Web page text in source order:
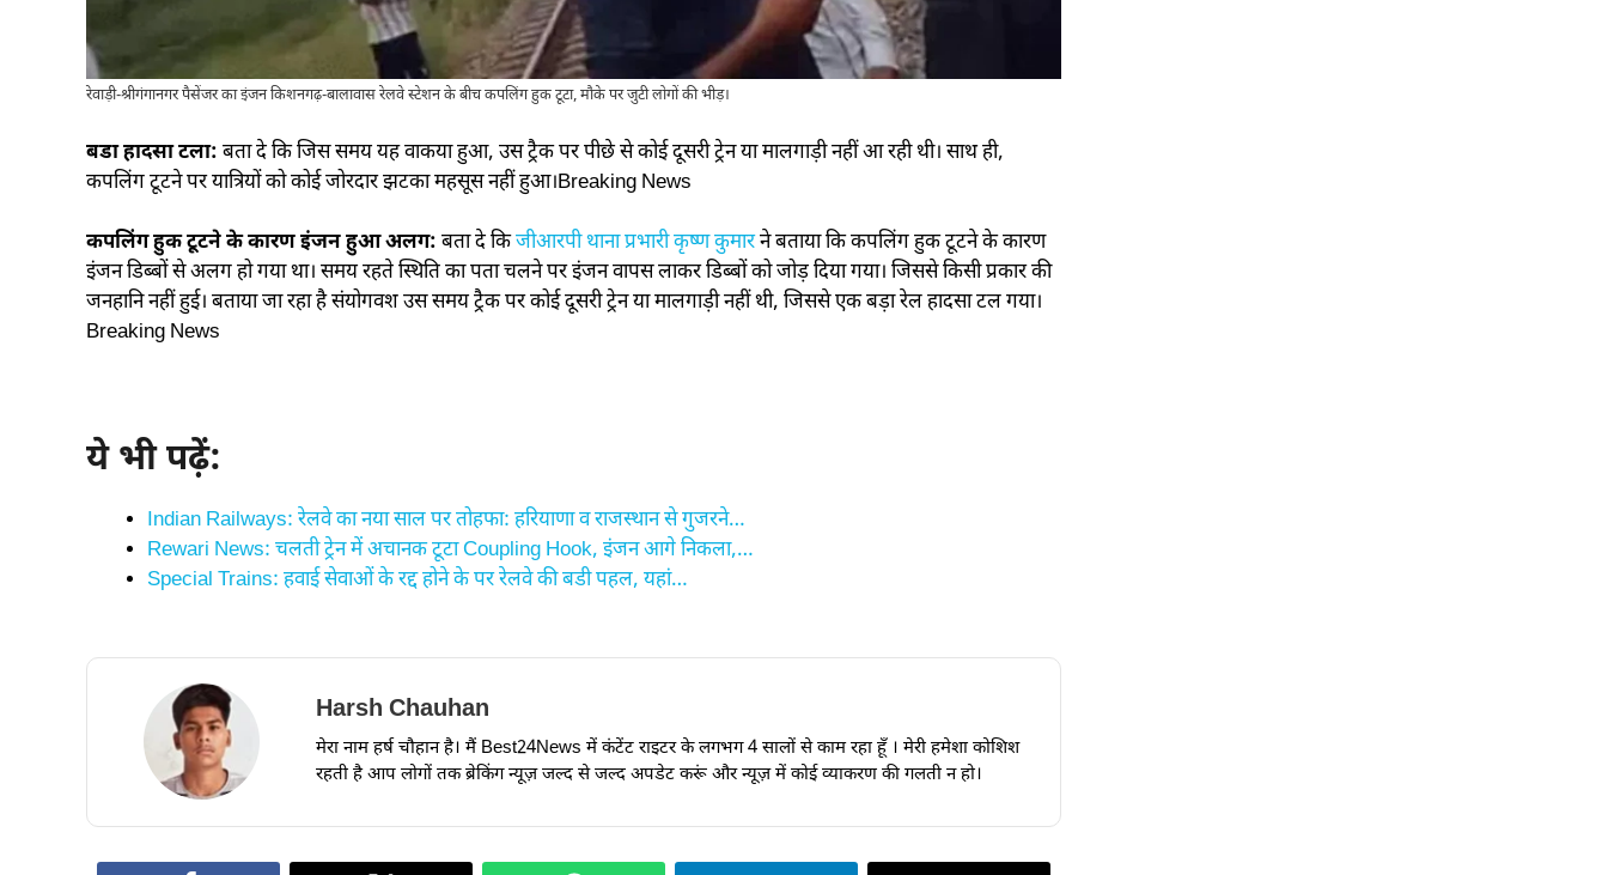
रेवाड़ी-श्रीगंगानगर पैसेंजर का इंजन किशनगढ़-बालावास रेलवे स्टेशन के बीच कपलिंग हुक टूटा, मौके पर जुटी लोगों की भीड़।
बडा हादसा टला: बता दे कि जिस समय यह वाकया हुआ, उस ट्रैक पर पीछे से कोई दूसरी ट्रेन या मालगाड़ी नहीं आ रही थी। साथ ही,
कपलिंग टूटने पर यात्रियों को कोई जोरदार झटका महसूस नहीं हुआ।Breaking News
कपलिंग हुक टूटने के कारण इंजन हुआ अलग: बता दे किजीआरपी थाना प्रभारी कृष्ण कुमारने बताया कि कपलिंग हुक टूटने के कारण
इंजन डिब्बों से अलग हो गया था। समय रहते स्थिति का पता चलने पर इंजन वापस लाकर डिब्बों को जोड़ दिया गया। जिससे किसी प्रकार की
जनहानि नहीं हुई। बताया जा रहा है संयोगवश उस समय ट्रैक पर कोई दूसरी ट्रेन या मालगाड़ी नहीं थी, जिससे एक बड़ा रेल हादसा टल गया।
Breaking News
ये भी पढ़ें:
Indian Railways: रेलवे का नया साल पर तोहफा: हरियाणा व राजस्थान से गुजरने…
Rewari News: चलती ट्रेन में अचानक टूटा Coupling Hook, इंजन आगे निकला,…
Special Trains: हवाई सेवाओं के रद्द होने के पर रेलवे की बडी पहल, यहां…
Harsh Chauhan
मेरा नाम हर्ष चौहान है। मैं Best24News में कंटेंट राइटर के लगभग 4 सालों से काम रहा हूँ । मेरी हमेशा कोशिश
रहती है आप लोगों तक ब्रेकिंग न्यूज़ जल्द से जल्द अपडेट करूं और न्यूज़ में कोई व्याकरण की गलती न हो।